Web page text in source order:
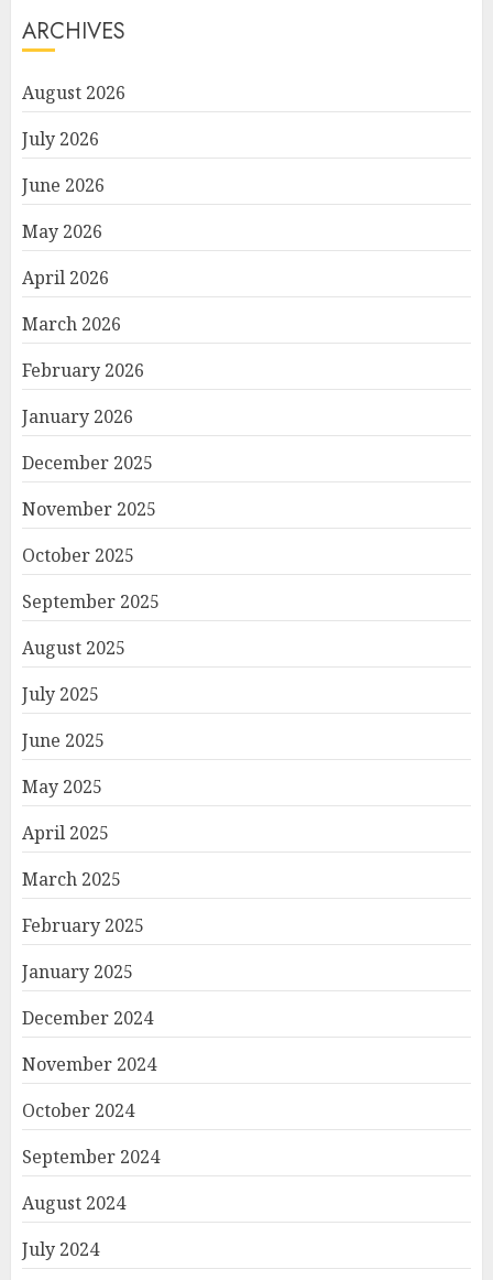
ARCHIVES
August 2026
July 2026
June 2026
May 2026
April 2026
March 2026
February 2026
January 2026
December 2025
November 2025
October 2025
September 2025
August 2025
July 2025
June 2025
May 2025
April 2025
March 2025
February 2025
January 2025
December 2024
November 2024
October 2024
September 2024
August 2024
July 2024